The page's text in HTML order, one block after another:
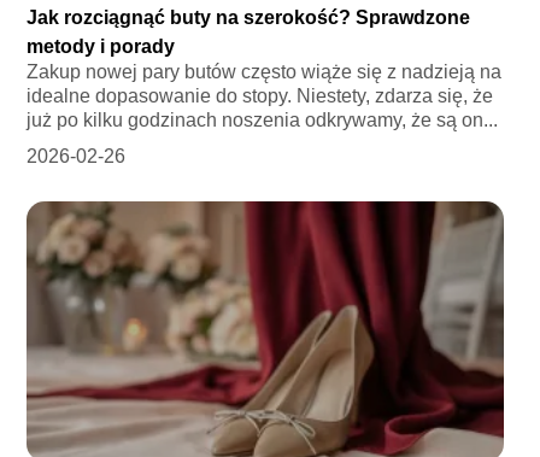
Jak rozciągnąć buty na szerokość? Sprawdzone
metody i porady
Zakup nowej pary butów często wiąże się z nadzieją na
idealne dopasowanie do stopy. Niestety, zdarza się, że
już po kilku godzinach noszenia odkrywamy, że są on...
2026-02-26